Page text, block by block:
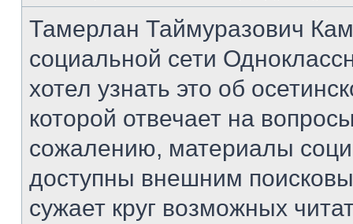
Тамерлан Таймуразович
социальной сети
хотел узнать это об
которой отвечает на
сожалению, материалы
доступны внешним
сужает круг возможных